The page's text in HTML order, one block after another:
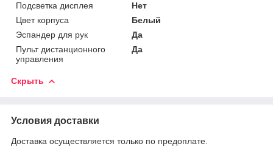
Подсветка дисплея
Нет
Цвет корпуса
Белый
Эспандер для рук
Да
Пульт дистанционного
управления
Да
Скрыть
Условия доставки
Доставка осуществляется только по предоплате.